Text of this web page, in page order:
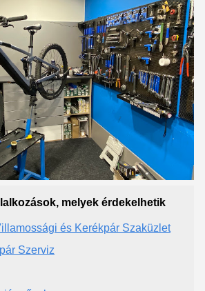
melyek érdekelhetik
és Kerékpár Szaküzlet
Szerviz